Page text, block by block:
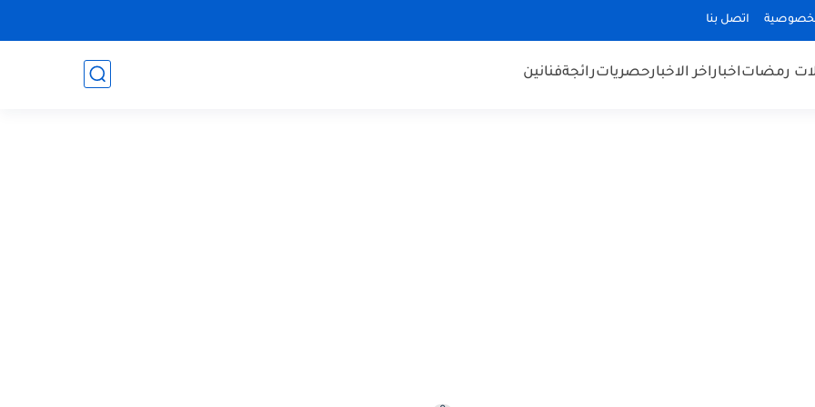
اتصل بنا
رمضاتاخباراخر الاخبارحصرياترائجةفنانين